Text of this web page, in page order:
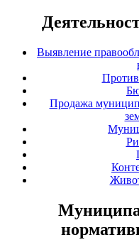
Выявление
Продажа